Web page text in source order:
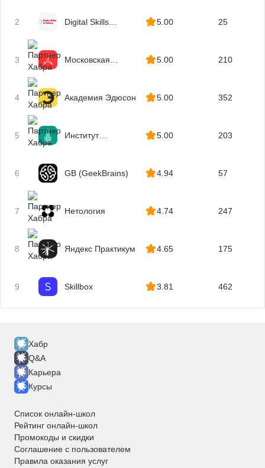
2
Digital Skills
5.00 25
3
Московская
5.00 210
4 Академия Эдюсон 5.00 352
5
Институт
5.00 203
6 GB (GeekBrains) 4.94 57
7 Нетология 4.74 247
8 Яндекс Практикум 4.65 175
9 Skillbox 3.81 462
Хабр
Q&A
Карьера
Курсы
Список онлайн-школ
Рейтинг онлайн-школ
Промокоды и скидки
Соглашение с пользователем
Правила оказания услуг